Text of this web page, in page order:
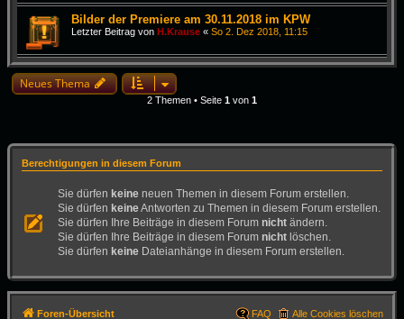
Bilder der Premiere am 30.11.2018 im KPW
Letzter Beitrag von H.Krause « So 2. Dez 2018, 11:15
Neues Thema
2 Themen • Seite 1 von 1
Berechtigungen in diesem Forum
Sie dürfen keine neuen Themen in diesem Forum erstellen.
Sie dürfen keineAntworten zu Themen in diesem Forum erstellen.
Sie dürfen Ihre Beiträge in diesem Forum nicht ändern.
Sie dürfen Ihre Beiträge in diesem Forum nicht löschen.
Sie dürfen keine Dateianhänge in diesem Forum erstellen.
Foren-Übersicht Alle Cookies löschen
FAQ